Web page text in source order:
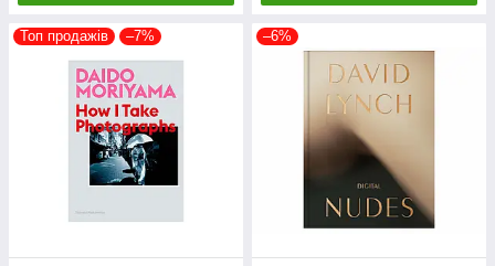
Топ продажів –7% –6%